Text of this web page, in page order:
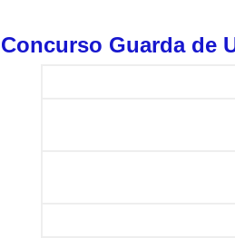
Concurso Guarda de